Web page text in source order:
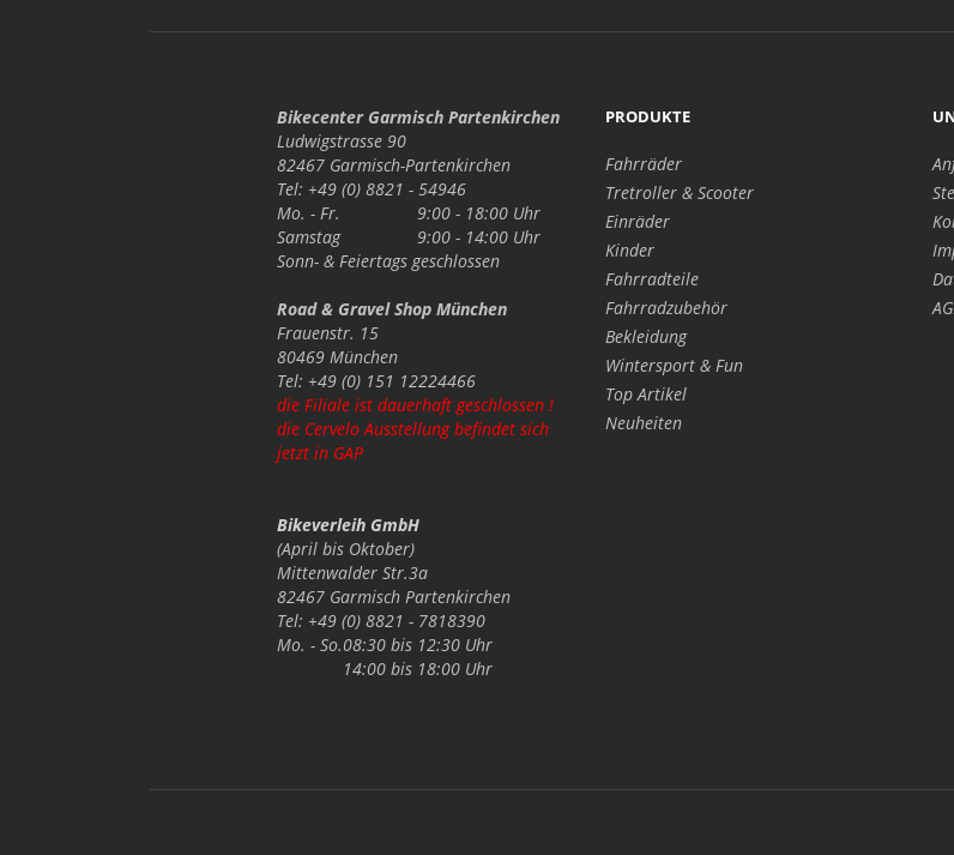
Bikecenter Garmisch Partenkirchen
Ludwigstrasse 90
82467 Garmisch-Partenkirchen
Tel: +49 (0) 8821 - 54946
Mo. - Fr.
9:00 - 18:00 Uhr
Samstag
9:00 - 14:00 Uhr
Sonn- & Feiertagsgeschlossen
Road & Gravel Shop München
Frauenstr. 15
80469 München
Tel: +49 (0) 151 12224466
die Filiale ist dauerhaft geschlossen !
die Cervelo Ausstellung befindet sich
jetzt in GAP
Bikeverleih GmbH
(April bis Oktober)
Mittenwalder Str.3a
82467 Garmisch Partenkirchen
Tel: +49 (0) 8821 - 7818390
Mo. - So.08:30 bis 12:30 Uhr
14:00 bis 18:00 Uhr
PRODUKTE
Fahrräder
Tretroller & Scooter
Einräder
Kinder
Fahrradteile
Fahrradzubehör
Bekleidung
Wintersport & Fun
Top Artikel
Neuheiten